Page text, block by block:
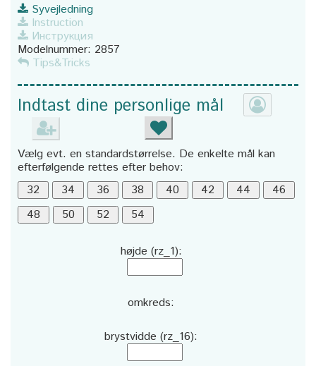
Syvejledning
Instruction
Инструкция
Modelnummer: 2857
Tips&Tricks
Indtast dine personlige mål
Vælg evt. en standardstørrelse. De enkelte mål kan
efterfølgende rettes efter behov:
højde (rz_1):
omkreds:
brystvidde (rz_16):